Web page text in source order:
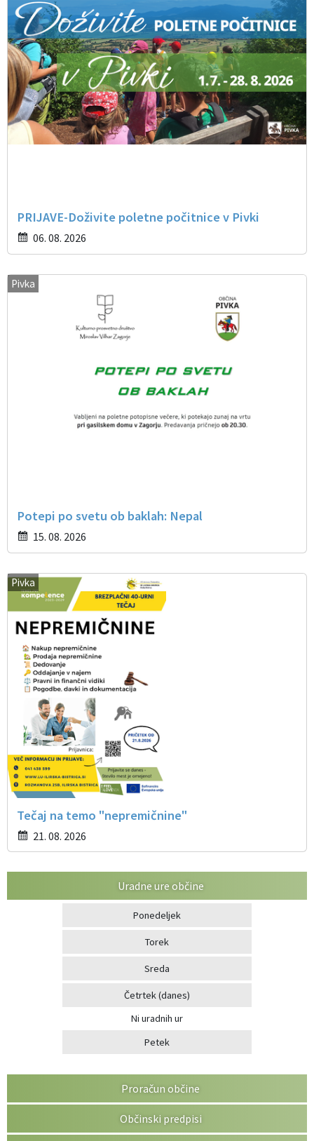
PRIJAVE-Doživite poletne počitnice v Pivki
06. 08. 2026
Pivka
Potepi po svetu ob baklah: Nepal
15. 08. 2026
Pivka
Tečaj na temo "nepremičnine"
21. 08. 2026
Uradne ure občine
Ponedeljek
Torek
Sreda
Četrtek(danes)
Ni uradnih ur
Petek
Proračun občine
Občinski predpisi